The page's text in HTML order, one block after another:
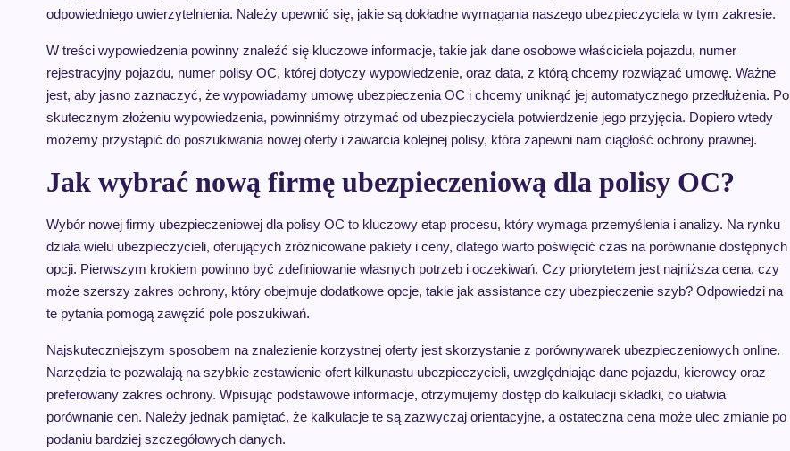
odpowiedniego uwierzytelnienia. Należy upewnić się, jakie są dokładne wymagania naszego ubezpieczyciela w tym zakresie.
W treści wypowiedzenia powinny znaleźć się kluczowe informacje, takie jak dane osobowe właściciela pojazdu, numer
rejestracyjny pojazdu, numer polisy OC, której dotyczy wypowiedzenie, oraz data, z którą chcemy rozwiązać umowę. Ważne
jest, aby jasno zaznaczyć, że wypowiadamy umowę ubezpieczenia OC i chcemy uniknąć jej automatycznego przedłużenia. Po
skutecznym złożeniu wypowiedzenia, powinniśmy otrzymać od ubezpieczyciela potwierdzenie jego przyjęcia. Dopiero wtedy
możemy przystąpić do poszukiwania nowej oferty i zawarcia kolejnej polisy, która zapewni nam ciągłość ochrony prawnej.
Jak wybrać nową firmę ubezpieczeniową dla polisy OC?
Wybór nowej firmy ubezpieczeniowej dla polisy OC to kluczowy etap procesu, który wymaga przemyślenia i analizy. Na rynku
działa wielu ubezpieczycieli, oferujących zróżnicowane pakiety i ceny, dlatego warto poświęcić czas na porównanie dostępnych
opcji. Pierwszym krokiem powinno być zdefiniowanie własnych potrzeb i oczekiwań. Czy priorytetem jest najniższa cena, czy
może szerszy zakres ochrony, który obejmuje dodatkowe opcje, takie jak assistance czy ubezpieczenie szyb? Odpowiedzi na
te pytania pomogą zawęzić pole poszukiwań.
Najskuteczniejszym sposobem na znalezienie korzystnej oferty jest skorzystanie z porównywarek ubezpieczeniowych online.
Narzędzia te pozwalają na szybkie zestawienie ofert kilkunastu ubezpieczycieli, uwzględniając dane pojazdu, kierowcy oraz
preferowany zakres ochrony. Wpisując podstawowe informacje, otrzymujemy dostęp do kalkulacji składki, co ułatwia
porównanie cen. Należy jednak pamiętać, że kalkulacje te są zazwyczaj orientacyjne, a ostateczna cena może ulec zmianie po
podaniu bardziej szczegółowych danych.